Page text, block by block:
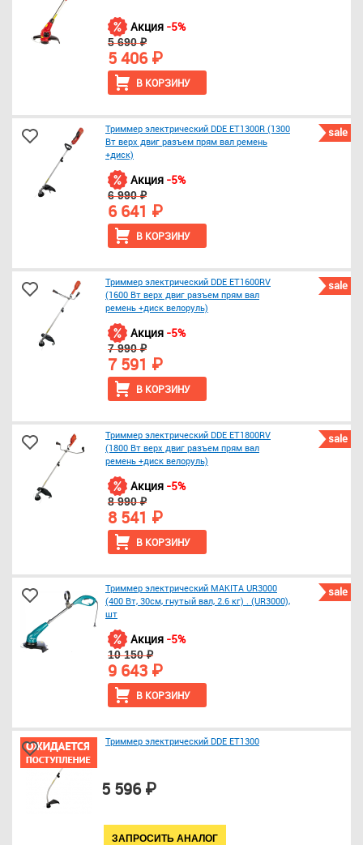
В КОРЗИНУ
Акция -5%
5 690 ₽
5 406 ₽
sale
Триммер электрический DDE ET1300R (1300
Вт верх двиг разъем прям вал ремень
+диск)
В КОРЗИНУ
Акция -5%
6 990 ₽
6 641 ₽
sale
Триммер электрический DDE ET1600RV
(1600 Вт верх двиг разъем прям вал
ремень +диск велоруль)
В КОРЗИНУ
Акция -5%
7 990 ₽
7 591 ₽
sale
Триммер электрический DDE ET1800RV
(1800 Вт верх двиг разъем прям вал
ремень +диск велоруль)
В КОРЗИНУ
Акция -5%
8 990 ₽
8 541 ₽
sale
Триммер электрический MAKITA UR3000
(400 Вт, 30см, гнутый вал, 2.6 кг) . (UR3000),
шт
В КОРЗИНУ
Акция -5%
10 150 ₽
9 643 ₽
Триммер электрический DDE ET1300
5 596 ₽
ЗАПРОСИТЬ АНАЛОГ